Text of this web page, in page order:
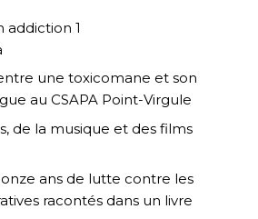
addiction 1
une toxicomane et son
au CSAPA Point-Virgule
de la musique et des films
onze ans de lutte contre les
racontés dans un livre